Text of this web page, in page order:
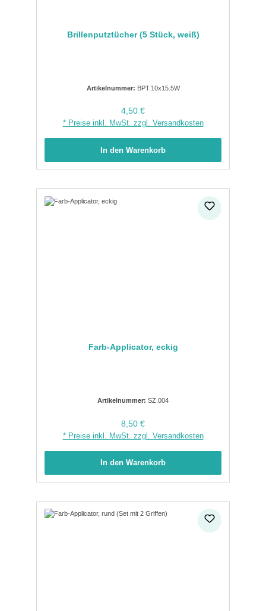
Brillenputztücher (5 Stück, weiß)
Artikelnummer: BPT.10x15.5W
Regulärer Preis:
4,50 €
* Preise inkl. MwSt. zzgl. Versandkosten
In den Warenkorb
Farb-Applicator, eckig
Artikelnummer: SZ.004
Regulärer Preis:
8,50 €
* Preise inkl. MwSt. zzgl. Versandkosten
In den Warenkorb